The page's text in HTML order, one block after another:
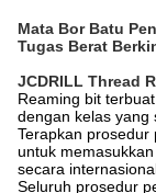
Mata Bor Batu
Tugas Berat
JCDRILL Thread
Reaming bit
dengan kelas yang
Terapkan prosedur
untuk
secara
Seluruh prosedur